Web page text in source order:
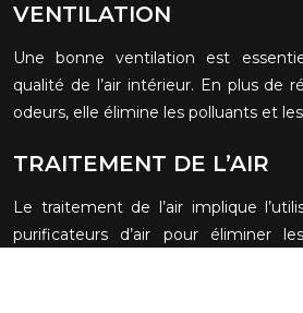
VENTILATION
Une bonne ventilation est
qualité de l’air intérieur. En plus de
odeurs, elle élimine les polluants et
TRAITEMENT DE L’AIR
Le traitement de l’air implique
purificateurs d’air pour éliminer